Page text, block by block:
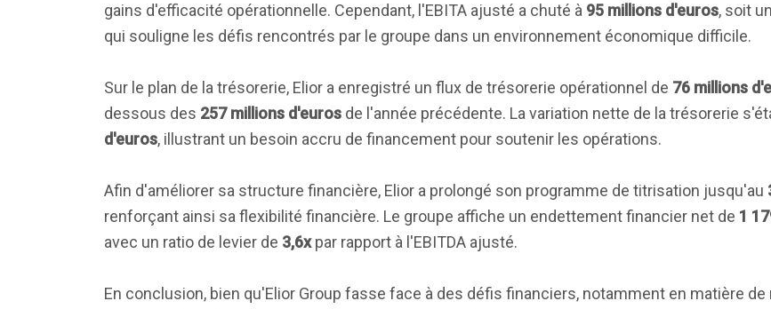
gains d'efficacité opérationnelle. Cependant, l'EBITA ajusté a chuté à 95 millions d'euros, soit
qui souligne les défis rencontrés par le groupe dans un environnement économique difficile.
Sur le plan de la trésorerie, Elior a enregistré un flux de trésorerie opérationnel de 76 millions
dessous des 257 millions d'euros de l'année précédente. La variation nette de la trésorerie
d'euros, illustrant un besoin accru de financement pour soutenir les opérations.
Afin d'améliorer sa structure financière, Elior a prolongé son programme de titrisation jusqu'au
renforçant ainsi sa flexibilité financière. Le groupe affiche un endettement financier net de 1
avec un ratio de levier de 3,6xpar rapport à l'EBITDA ajusté.
En conclusion, bien qu'Elior Group fasse face à des défis financiers, notamment en matière de